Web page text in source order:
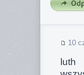
10
luth